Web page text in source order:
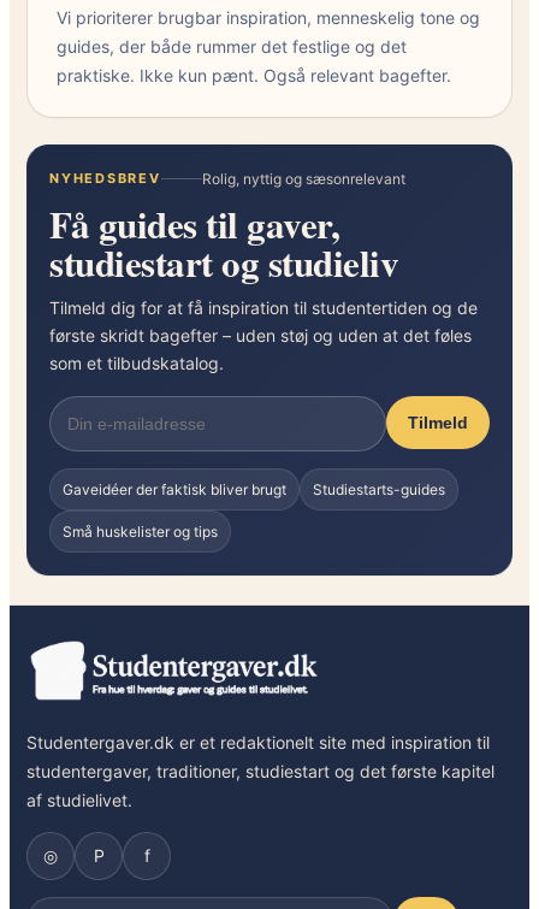
Vi prioriterer brugbar inspiration, menneskelig tone og
guides, der både rummer det festlige og det
praktiske. Ikke kun pænt. Også relevant bagefter.
NYHEDSBREV Rolig, nyttig og sæsonrelevant
Få guides til gaver,
studiestart og studieliv
Tilmeld dig for at få inspiration til studentertiden og de
første skridt bagefter – uden støj og uden at det føles
som et tilbudskatalog.
Tilmeld
Gaveidéer der faktisk bliver brugt Studiestarts-guides
Små huskelister og tips
Studentergaver.dk er et redaktionelt site med inspiration til
studentergaver, traditioner, studiestart og det første kapitel
af studielivet.
◎ P f